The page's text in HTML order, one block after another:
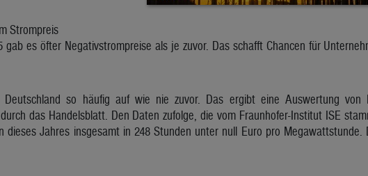
Strompreis
es öfter Negativstrompreise als je zuvor. Das schafft Chancen für
Deutschland so häufig auf wie nie zuvor. Das ergibt eine Auswertung von
das Handelsblatt. Den Daten zufolge, die vom Fraunhofer-Institut ISE
dieses Jahres insgesamt in 248 Stunden unter null Euro pro Megawattstunde.